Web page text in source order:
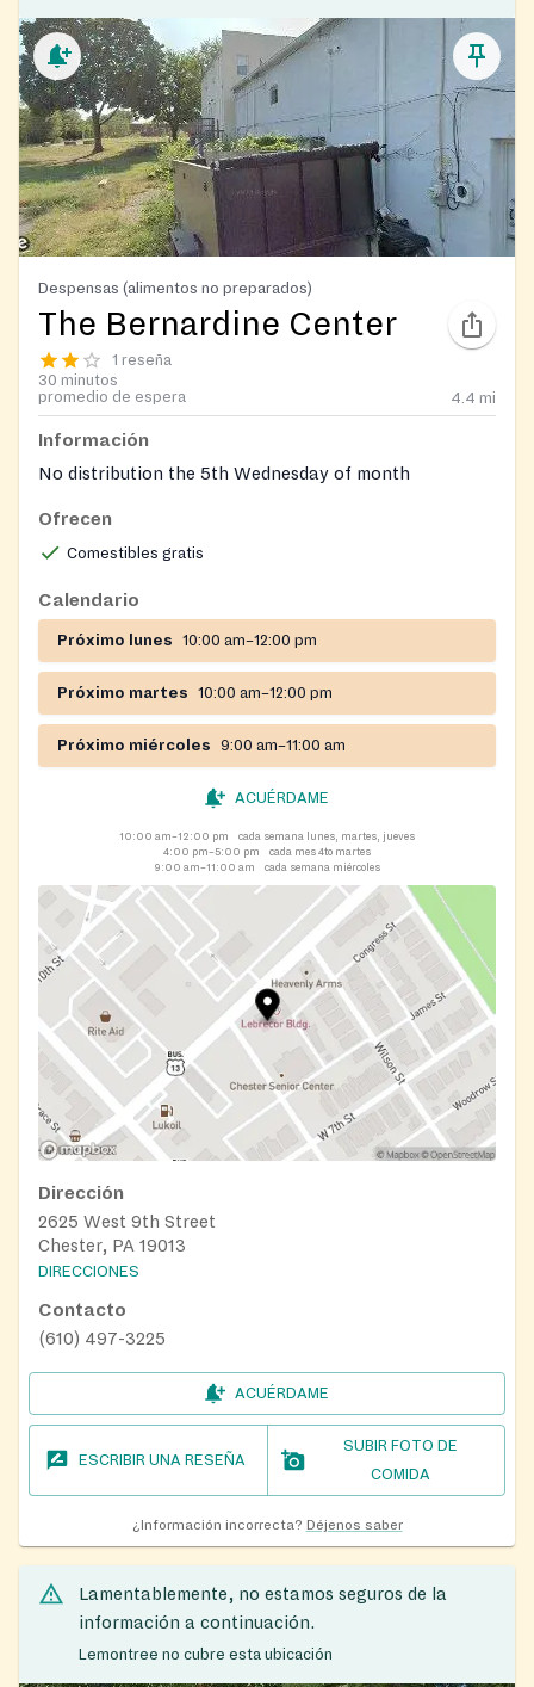
Despensas (alimentos no preparados)
The Bernardine Center
1 reseña
30 minutos
promedio de espera
4.4 mi
Información
No distribution the 5th Wednesday of month
Ofrecen
Comestibles gratis
Calendario
Próximo lunes 10:00 am–12:00 pm
Próximo martes 10:00 am–12:00 pm
Próximo miércoles 9:00 am–11:00 am
ACUÉRDAME
10:00 am–12:00 pm
cada semana lunes, martes, jueves
4:00 pm–5:00 pm
cada mes 4to martes
9:00 am–11:00 am
cada semana miércoles
Dirección
2625 West 9th Street
Chester, PA 19013
DIRECCIONES
Contacto
(610) 497-3225
ACUÉRDAME
ESCRIBIR UNA RESEÑA
SUBIR FOTO DE
COMIDA
¿Información incorrecta? Déjenos saber
Lamentablemente, no estamos seguros de la
información a continuación.
Lemontree no cubre esta ubicación